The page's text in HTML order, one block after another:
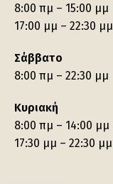
8:00 πμ – 15:00 μμ
17:00 μμ – 22:30 μμ
Σάββατο
8:00 πμ – 22:30 μμ
Κυριακή
8:00 πμ – 14:00 μμ
17:30 μμ – 22:30 μμ